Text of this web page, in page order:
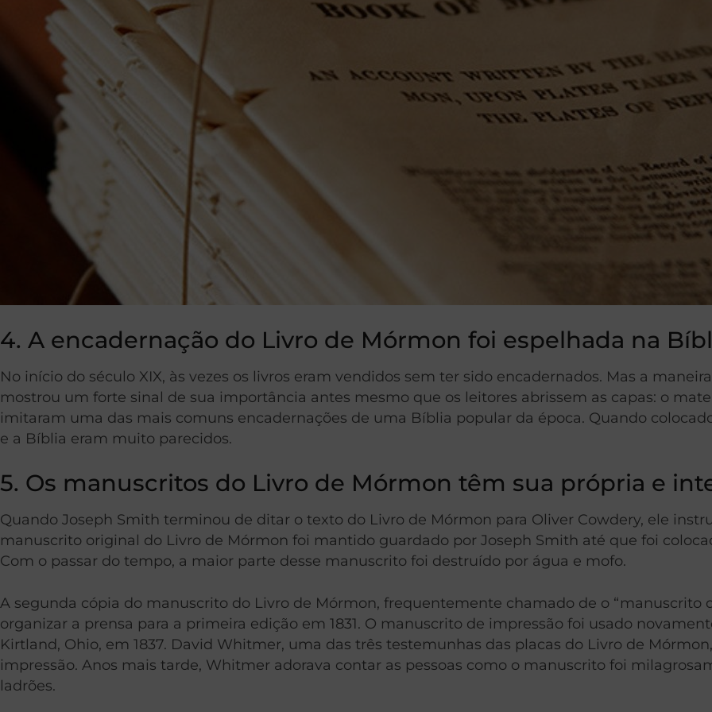
4. A encadernação do Livro de Mórmon foi espelhada na
No início do século XIX, às vezes os livros eram vendidos sem ter sido encadernados. Mas a
mostrou um forte sinal de sua importância antes mesmo que os leitores abrissem as capas: o
imitaram uma das mais comuns encadernações de uma Bíblia popular da época. Quando
e a Bíblia eram muito parecidos.
5. Os manuscritos do Livro de Mórmon têm sua própria e
Quando Joseph Smith terminou de ditar o texto do Livro de Mórmon para Oliver Cowdery, ele
manuscrito original do Livro de Mórmon foi mantido guardado por Joseph Smith até que foi
Com o passar do tempo, a maior parte desse manuscrito foi destruído por água e mofo.
A segunda cópia do manuscrito do Livro de Mórmon, frequentemente chamado de o “manuscrito
organizar a prensa para a primeira edição em 1831. O manuscrito de impressão foi usado
Kirtland, Ohio, em 1837. David Whitmer, uma das três testemunhas das placas do Livro de
impressão. Anos mais tarde, Whitmer adorava contar as pessoas como o manuscrito foi
ladrões.